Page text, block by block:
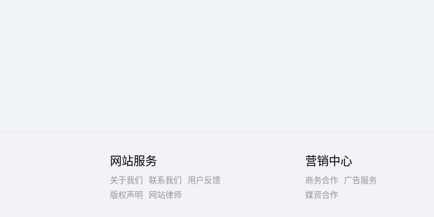
网站服务
关于我们 联系我们
用户反馈
版权声明
网站律师
营销中心
商务合作
广告服务
媒资合作